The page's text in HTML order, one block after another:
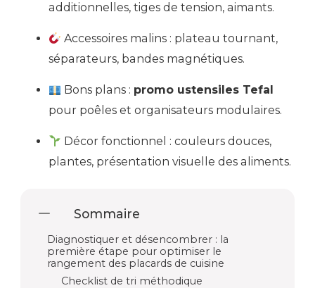
additionnelles, tiges de tension, aimants.
Accessoires malins : plateau tournant,
séparateurs, bandes magnétiques.
Bons plans : promo ustensiles Tefal
pour poêles et organisateurs modulaires.
Décor fonctionnel : couleurs douces,
plantes, présentation visuelle des aliments.
Sommaire
Diagnostiquer et désencombrer : la
première étape pour optimiser le
rangement des placards de cuisine
Checklist de tri méthodique